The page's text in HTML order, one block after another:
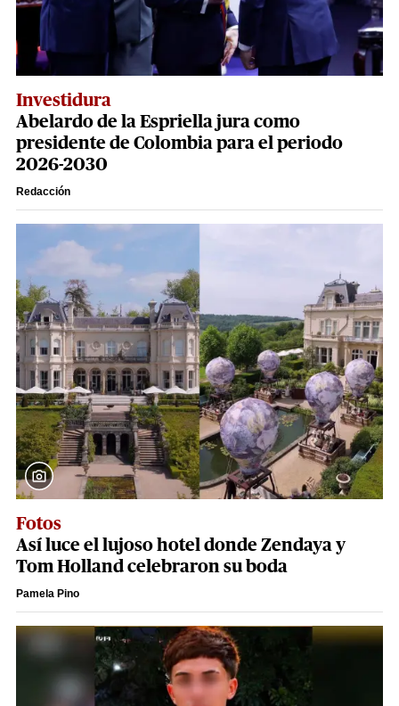
Investidura
Abelardo de la Espriella jura como
presidente de Colombia para el periodo
2026-2030
Redacción
Fotos
Así luce el lujoso hotel donde Zendaya y
Tom Holland celebraron su boda
Pamela Pino